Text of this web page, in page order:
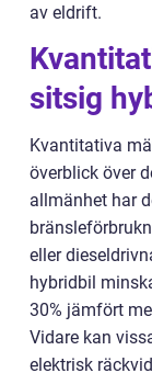
av eldrift.
sitsig
Kvantitativa
överblick över
allmänhet har
eller
hybridbil
30% jämfört
Vidare kan
elektrisk